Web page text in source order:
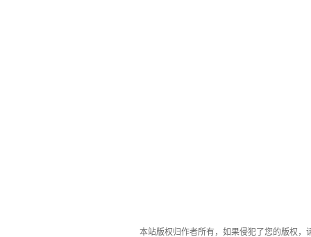
本站版权归作者所有，如果侵犯了您的版权